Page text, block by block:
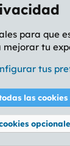
resume un
de mi Abuela
para que
mejorar tu
tus
las cookies